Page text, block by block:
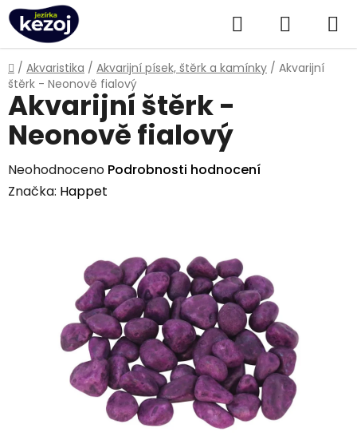
Přejít
na
obsah
Hledat
KOŠÍK
Domů
/ Akvaristika / Akvarijní písek, štěrk a kamínky / Akvarijní
štěrk - Neonově fialový
Akvarijní štěrk -
Neonově fialový
Průměrné
hodnocení
hvězdiček.
Neohodnoceno Podrobnosti hodnocení
Značka: Happet